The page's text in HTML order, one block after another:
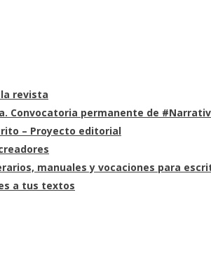
revista
Convocatoria permanente de
– Proyecto editorial
manuales y vocaciones para
a tus textos